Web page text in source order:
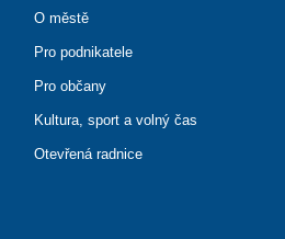
O městě
Pro podnikatele
Pro občany
Kultura, sport a volný čas
Otevřená radnice